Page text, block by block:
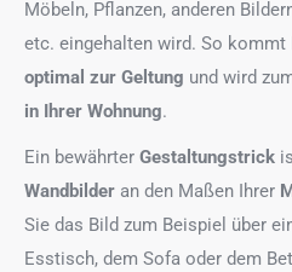
Möbeln, Pflanzen, anderen
etc. eingehalten wird. So kommt
optimal zur Geltung und wird
in Ihrer Wohnung.
Ein bewährter Gestaltungstrick
Wandbilder an den Maßen Ihrer
Sie das Bild zum Beispiel über
Esstisch, dem Sofa oder dem